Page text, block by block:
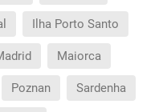
Ilha Porto Santo
Maiorca
Poznan Sardenha